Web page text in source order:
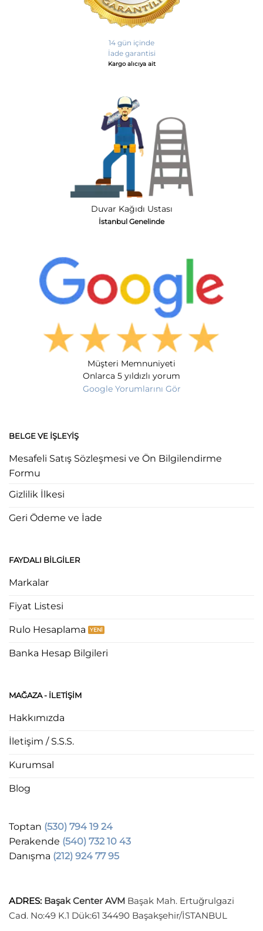
14 gün içinde
İade garantisi
Kargo alıcıya ait
Duvar Kağıdı Ustası
İstanbul Genelinde
Müşteri Memnuniyeti
Onlarca 5 yıldızlı yorum
Google Yorumlarını Gör
BELGE VE İŞLEYIŞ
Mesafeli Satış Sözleşmesi ve Ön Bilgilendirme
Formu
Gizlilik İlkesi
Geri Ödeme ve İade
FAYDALI BILGILER
Markalar
Fiyat Listesi
Rulo Hesaplama
Banka Hesap Bilgileri
MAĞAZA - ILETIŞIM
Hakkımızda
İletişim / S.S.S.
Kurumsal
Blog
Toptan (530) 794 19 24
Perakende (540) 732 10 43
Danışma (212) 924 77 95
ADRES: Başak Center AVM Başak Mah. Ertuğrulgazi
Cad. No:49 K.1 Dük:61 34490 Başakşehir/İSTANBUL